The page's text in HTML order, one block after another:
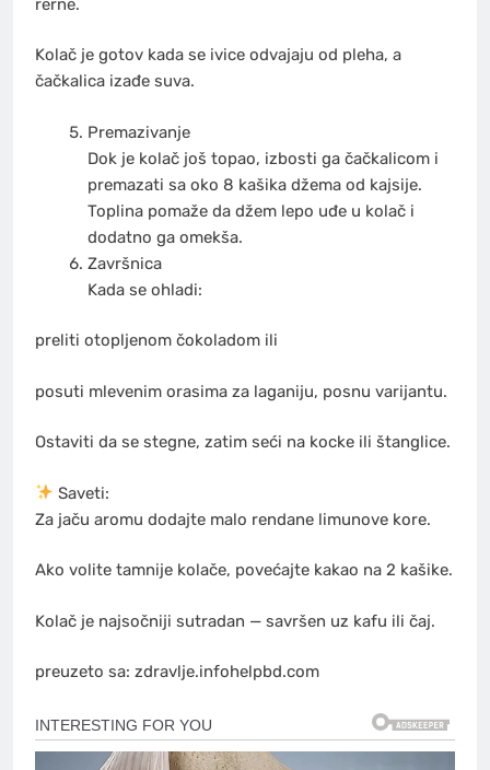
rerne.
Kolač je gotov kada se ivice odvajaju od pleha, a
čačkalica izađe suva.
Premazivanje
Dok je kolač još topao, izbosti ga čačkalicom i
premazati sa oko 8 kašika džema od kajsije.
Toplina pomaže da džem lepo uđe u kolač i
dodatno ga omekša.
Završnica
Kada se ohladi:
preliti otopljenom čokoladom ili
posuti mlevenim orasima za laganiju, posnu varijantu.
Ostaviti da se stegne, zatim seći na kocke ili štanglice.
Saveti:
Za jaču aromu dodajte malo rendane limunove kore.
Ako volite tamnije kolače, povećajte kakao na 2 kašike.
Kolač je najsočniji sutradan — savršen uz kafu ili čaj.
preuzeto sa: zdravlje.infohelpbd.com